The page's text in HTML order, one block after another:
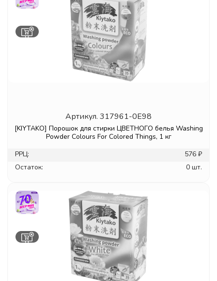
Артикул. 317961-0E98
[KIYTAKO] Порошок для стирки ЦВЕТНОГО белья Washing
Powder Colours For Colored Things, 1 кг
РРЦ:
576 ₽
Остаток:
0 шт.